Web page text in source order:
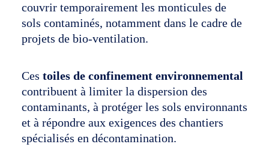
couvrir temporairement les monticules de
sols contaminés, notamment dans le cadre de
projets de bio-ventilation.
Ces toiles de confinement environnemental
contribuent à limiter la dispersion des
contaminants, à protéger les sols environnants
et à répondre aux exigences des chantiers
spécialisés en décontamination.